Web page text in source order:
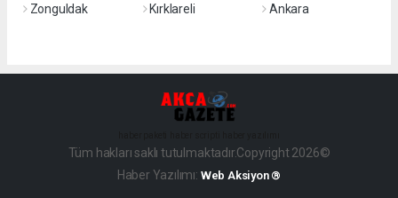
Zonguldak
Kırklareli Ankara
Tüm hakları saklı tutulmaktadır.Copyright 2026©
Haber Yazılımı: Web Aksiyon ®